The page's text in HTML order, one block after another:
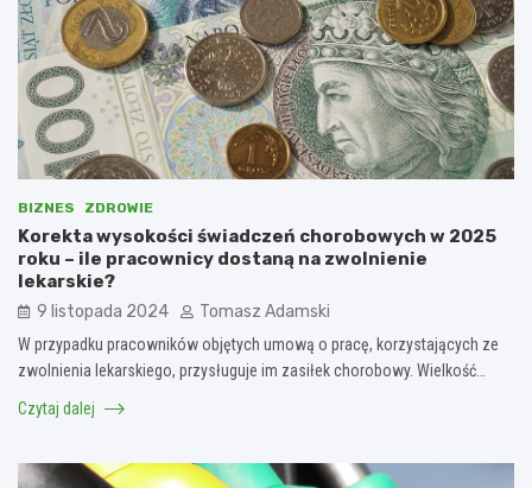
BIZNES ZDROWIE
Korekta wysokości świadczeń chorobowych w 2025
roku – ile pracownicy dostaną na zwolnienie
lekarskie?
9 listopada 2024 Tomasz Adamski
W przypadku pracowników objętych umową o pracę, korzystających ze
zwolnienia lekarskiego, przysługuje im zasiłek chorobowy. Wielkość…
Czytaj dalej